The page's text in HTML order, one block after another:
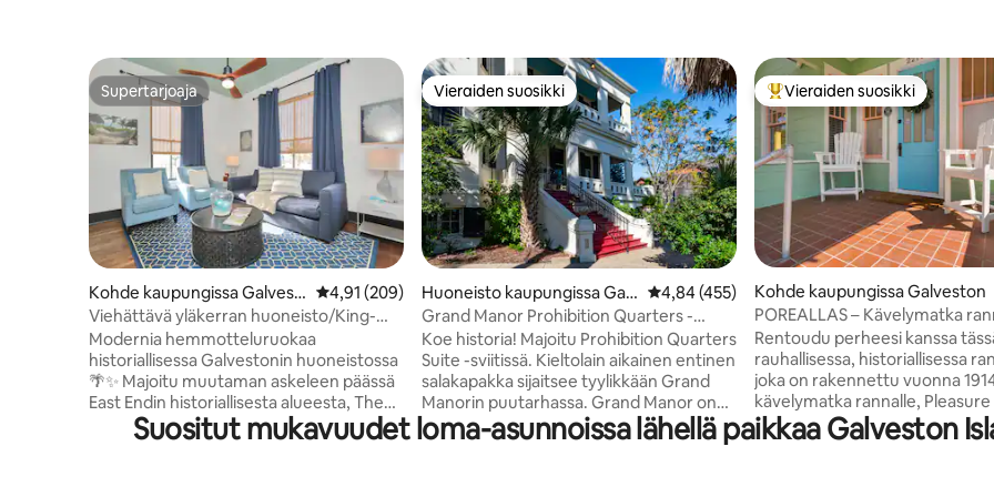
Supertarjoaja
Supertarjoaja
Kohde kaupungissa Galvest
on
Keskimääräinen arvio 4,91/5, 209 arvostelua
4,91 (209)
Viehättävä yläkerran huoneisto/King-
vuode ja näkymä horisonttiin!
Modernia hemmotteluruokaa
historiallisessa Galvestonin huoneistossa
🌴✨ Majoitu muutaman askeleen päässä
East Endin historiallisesta alueesta, The
Strandista ja risteilyterminaaleista tässä
valoisassa, vuonna 1912 rakennetussa
Vieraiden suosikki
Vieraiden suosikki
Huoneisto kaupungissa Galv
eston
Keskimääräinen arvio 4,84/5, 455 arvostelua
4,84 (455)
Grand Manor Prohibition Quarters -
huoneistosviitti
Koe historia! Majoitu Prohibition Quarters
Suite -sviitissä. Kieltolain aikainen entinen
salakapakka sijaitsee tyylikkään Grand
Manorin puutarhassa. Grand Manor on
rakennettu vuonna 1905, ja se on
todellinen eteläinen trooppinen kartano.
Vieraiden suosikkien
Vieraiden suosikki
Kohde kaupungissa Galveston
POREALLAS – Kävelymatka
TULISIJA! Tortuga Tides
Rentoudu perheesi kanssa
rauhallisessa, historiallisessa
joka on rakennettu vuonna
kävelymatka rannalle, Pleasure
The Spotille ja Blvd:lle.
Suuri terassi, jossa on
Suositut mukavuudet loma-asunnoissa lähellä paikkaa Galveston